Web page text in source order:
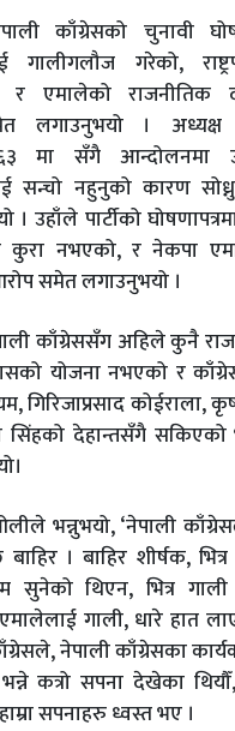
काँग्रेसको चुनावी
गालीगलौज गरेको,
र एमालेको राजनीतिक
लगाउनुभयो ।
मा सँगै आन्दोलनमा
सन्चो नहुनुको कारण
। उहाँले पार्टीको
कुरा नभएको, र नेकपा
समेत लगाउनुभयो ।
काँग्रेससँग अहिले कुनै
योजना नभएको र
गिरिजाप्रसाद कोईराला,
देहान्तसँगै
भन्नुभयो, ‘नेपाली
। बाहिर शीर्षक,
सुनेको थिएन, भित्र
गाली, धारे हात
नेपाली काँग्रेसका
कत्रो सपना देखेका
सपनाहरु ध्वस्त भए ।